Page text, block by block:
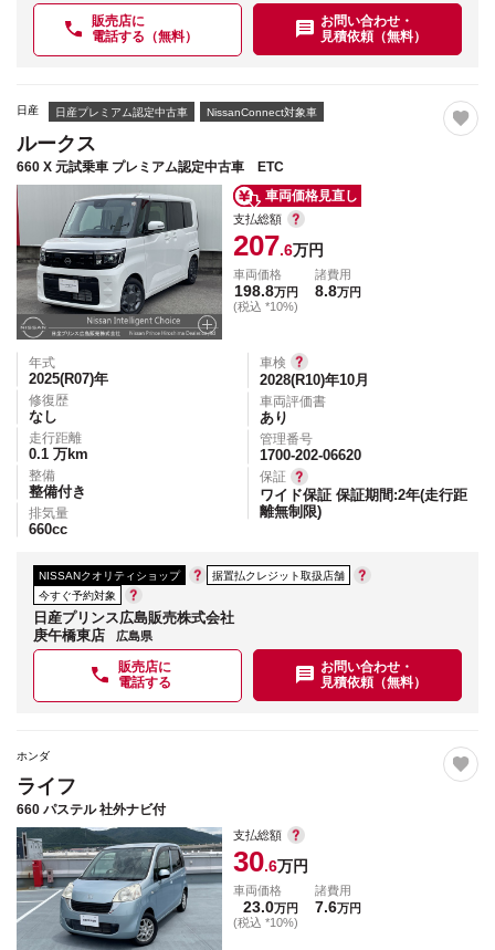
販売店に
電話する（無料）
お問い合わせ・
見積依頼（無料）
日産 日産プレミアム認定中古車 NissanConnect対象車
ルークス
660 X 元試乗車 プレミアム認定中古車 ETC
車両価格見直し
支払総額
207.6万円
車両価格
198.8万円
(税込 *10%)
諸費用
8.8万円
年式
2025(R07)年
修復歴
なし
走行距離
0.1 万km
整備
整備付き
排気量
660cc
車検
2028(R10)年10月
車両評価書
あり
管理番号
1700-202-06620
保証
ワイド保証 保証期間:2年(走行距
離無制限)
NISSANクオリティショップ
据置払クレジット取扱店舗
今すぐ予約対象
日産プリンス広島販売株式会社
庚午橋東店
広島県
販売店に
電話する
お問い合わせ・
見積依頼（無料）
ホンダ
ライフ
660 パステル 社外ナビ付
支払総額
30.6万円
車両価格
23.0万円
(税込 *10%)
諸費用
7.6万円